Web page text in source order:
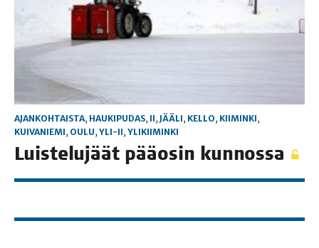
AJANKOHTAISTA, HAUKIPUDAS, II, JÄÄLI, KELLO, KIIMINKI,
KUIVANIEMI, OULU, YLI-II, YLIKIIMINKI
Luis­te­lu­jäät pää­osin kunnossa